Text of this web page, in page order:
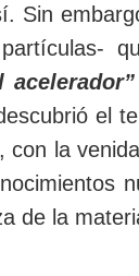
Sin
acelerador”
el
con la
de la